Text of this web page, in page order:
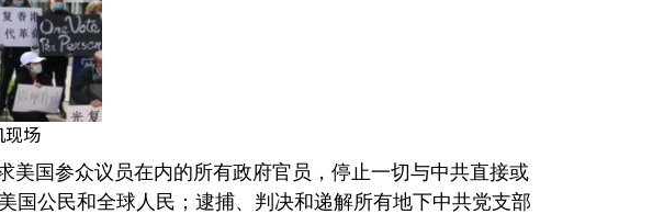
现场
美国参众议员在内的所有政府官员，停止一切与中共直接或
国公民和全球人民；逮捕、判决和递解所有地下中共党支部